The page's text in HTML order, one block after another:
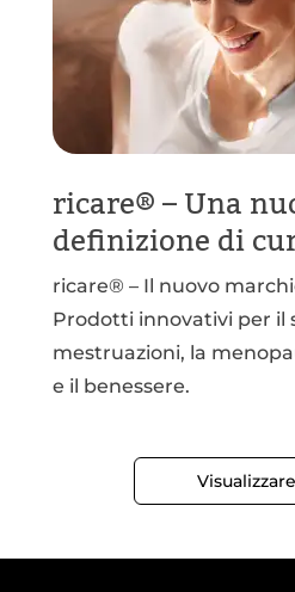
ricare® – Una
definizione di
ricare® – Il nuovo
Prodotti innovativi per il
mestruazioni, la
e il benessere.